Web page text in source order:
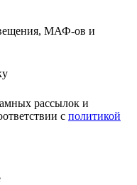
МАФ-ов и
рассылок и
с политикой